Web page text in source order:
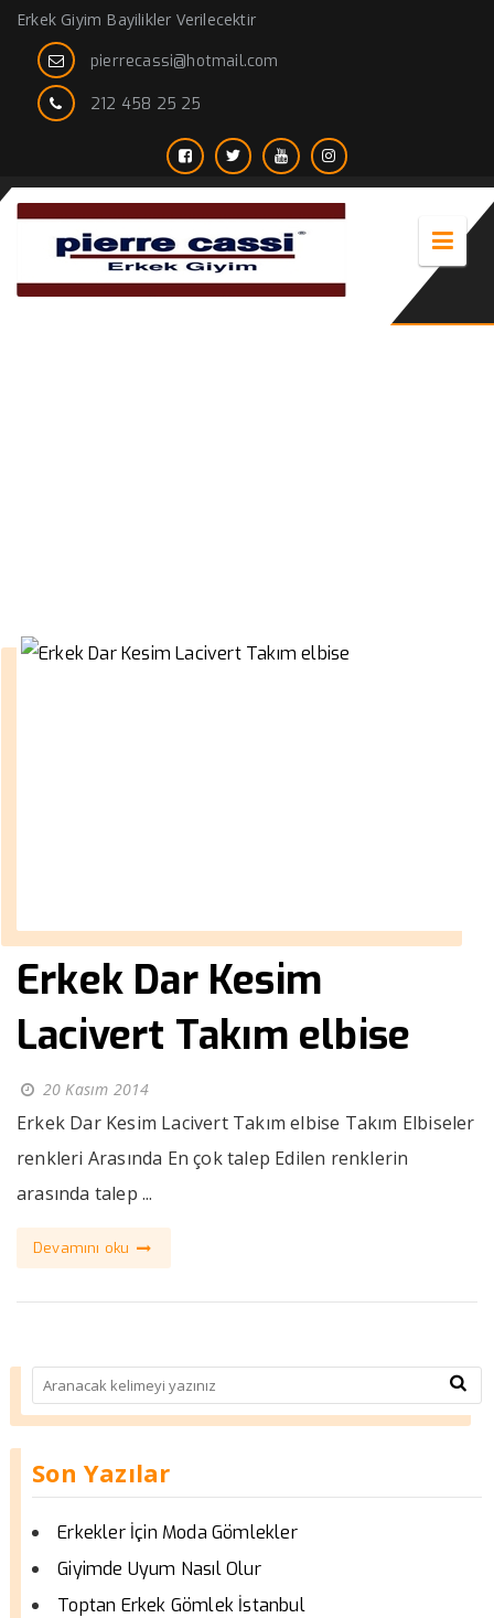
Erkek Giyim Bayilikler Verilecektir
pierrecassi@hotmail.com
212 458 25 25
Erkek Dar Kesim
Lacivert Takım elbise
20 Kasım 2014
Erkek Dar Kesim Lacivert Takım elbise Takım Elbiseler
renkleri Arasında En çok talep Edilen renklerin
arasında talep ...
Devamını oku
Son Yazılar
Erkekler İçin Moda Gömlekler
Giyimde Uyum Nasıl Olur
Toptan Erkek Gömlek İstanbul